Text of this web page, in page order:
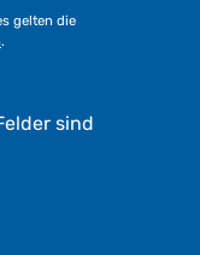
gelten die
.
sind